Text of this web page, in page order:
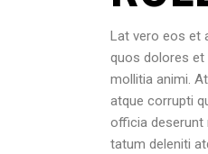
Lat vero eos et
quos dolores et
mollitia animi.
atque corrupti
officia deserunt
tatum deleniti